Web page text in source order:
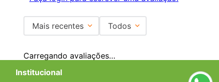
Mais recentes Todos
Carregando avaliações…
Institucional
+